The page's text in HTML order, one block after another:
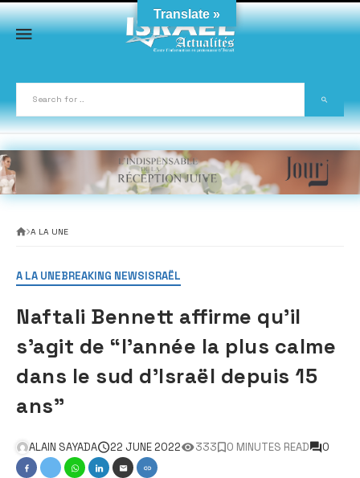
Skip
to
content
A LA UNE
A LA UNEBREAKING NEWSISRAËL
Naftali Bennett affirme qu’il
s’agit de “l’année la plus calme
dans le sud d’Israël depuis 15
ans”
ALAIN SAYADA 22 JUNE 2022 333 0 MINUTES READ 0
Translate »